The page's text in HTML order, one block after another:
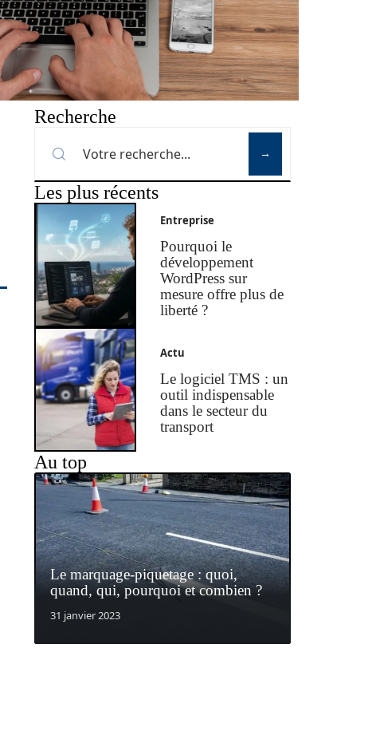
Recherche
Les plus récents
Entreprise
Pourquoi le
développement
WordPress sur
mesure offre plus de
liberté ?
Actu
Le logiciel TMS : un
outil indispensable
dans le secteur du
transport
Au top
Le marquage-piquetage : quoi,
quand, qui, pourquoi et combien ?
31 janvier 2023